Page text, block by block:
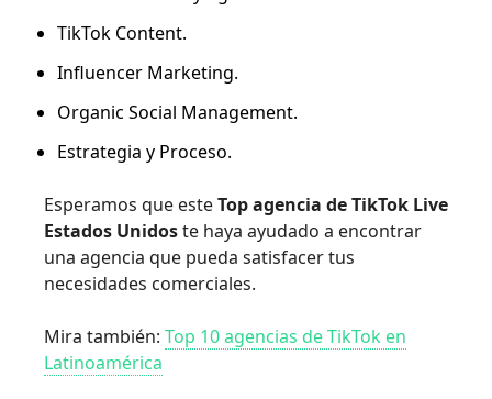
TikTok Content.
Influencer Marketing.
Organic Social Management.
Estrategia y Proceso.
Esperamos que esteTop agencia de TikTok Live
Estados Unidoste haya ayudado a encontrar
una agencia que pueda satisfacer tus
necesidades comerciales.
Mira también: Top 10 agencias de TikTok en
Latinoamérica